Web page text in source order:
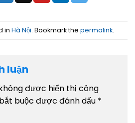
in Hà Nội. Bookmark the permalink.
luận
được hiển thị công
buộc được đánh dấu *